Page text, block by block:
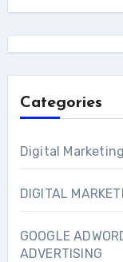
Categories
Digital Marketing
DIGITAL
GOOGLE
ADVERTISING